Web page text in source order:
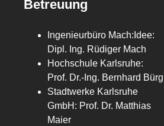
Betreuung
Ingenieurbüro Mach:Idee:
Dipl. Ing. Rüdiger Mach
Hochschule Karlsruhe:
Prof. Dr.-Ing. Bernhard Bürg
Stadtwerke Karlsruhe
GmbH: Prof. Dr. Matthias
Maier